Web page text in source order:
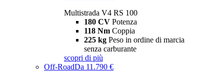
Multistrada V4 RS 100
180 CV Potenza
118 Nm Coppia
225 kg Peso in ordine di marcia
senza carburante
scopri di più
Off-RoadDa 11.790 €